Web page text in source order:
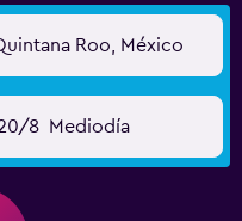
Roo, México
8 Mediodía